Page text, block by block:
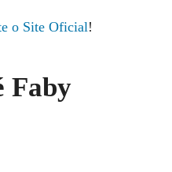
o Site Oficial!
Faby